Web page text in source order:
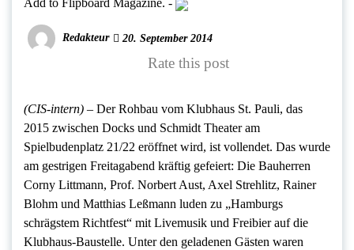
Add to Flipboard Magazine. -
Redakteur 20. September 2014
Rate this post
(CIS-intern) – Der Rohbau vom Klubhaus St. Pauli, das
2015 zwischen Docks und Schmidt Theater am
Spielbudenplatz 21/22 eröffnet wird, ist vollendet. Das wurde
am gestrigen Freitagabend kräftig gefeiert: Die Bauherren
Corny Littmann, Prof. Norbert Aust, Axel Strehlitz, Rainer
Blohm und Matthias Leßmann luden zu „Hamburgs
schrägstem Richtfest“ mit Livemusik und Freibier auf die
Klubhaus-Baustelle. Unter den geladenen Gästen waren